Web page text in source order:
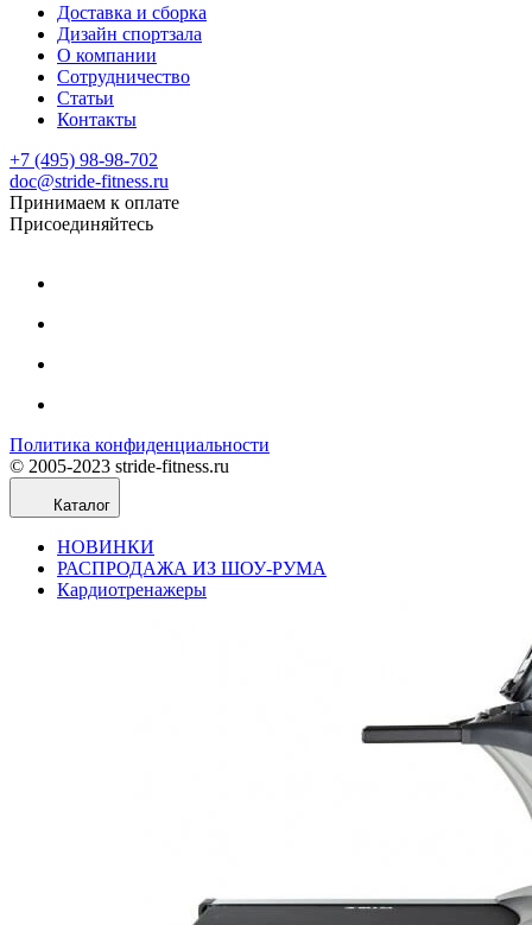
Доставка и сборка
Дизайн спортзала
О компании
Сотрудничество
Статьи
Контакты
+7 (495) 98-98-702
doc@stride-fitness.ru
Принимаем к оплате
Присоединяйтесь
Политика конфиденциальности
© 2005-2023 stride-fitness.ru
Каталог
НОВИНКИ
РАСПРОДАЖА ИЗ ШОУ-РУМА
Кардиотренажеры